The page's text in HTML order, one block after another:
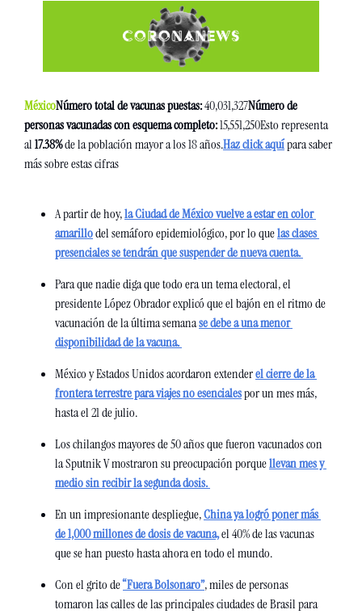
MéxicoNúmero total de vacunas puestas: 40,031,327Número de
personas vacunadas con esquema completo: 15,551,250Esto representa
al 17.38% de la población mayor a los 18 años.Haz click aquí para saber
más sobre estas cifras
A partir de hoy, la Ciudad de México vuelve a estar en color
amarillo del semáforo epidemiológico, por lo que las clases
presenciales se tendrán que suspender de nueva cuenta.
Para que nadie diga que todo era un tema electoral, el
presidente López Obrador explicó que el bajón en el ritmo de
vacunación de la última semana se debe a una menor
disponibilidad de la vacuna.
México y Estados Unidos acordaron extender el cierre de la
frontera terrestre para viajes no esenciales por un mes más,
hasta el 21 de julio.
Los chilangos mayores de 50 años que fueron vacunados con
la Sputnik V mostraron su preocupación porque llevan mes y
medio sin recibir la segunda dosis.
En un impresionante despliegue, China ya logró poner más
de 1,000 millones de dosis de vacuna, el 40% de las vacunas
que se han puesto hasta ahora en todo el mundo.
Con el grito de “Fuera Bolsonaro”, miles de personas
tomaron las calles de las principales ciudades de Brasil para